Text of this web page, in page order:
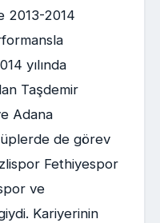
2013-2014
yılında
Taşdemir
Adana
de görev
Fethiyespor
ve
Kariyerinin